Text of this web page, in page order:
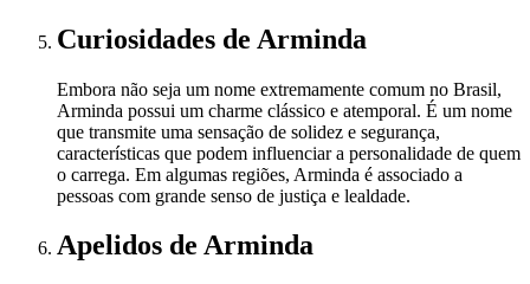
Curiosidades de Arminda
Embora não seja um nome extremamente comum no Brasil,
Arminda possui um charme clássico e atemporal. É um nome
que transmite uma sensação de solidez e segurança,
características que podem influenciar a personalidade de quem
o carrega. Em algumas regiões, Arminda é associado a
pessoas com grande senso de justiça e lealdade.
Apelidos de Arminda